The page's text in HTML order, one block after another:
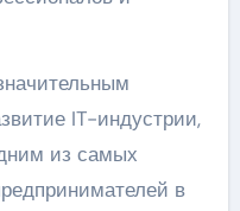
IT-индустрии,
из самых
в